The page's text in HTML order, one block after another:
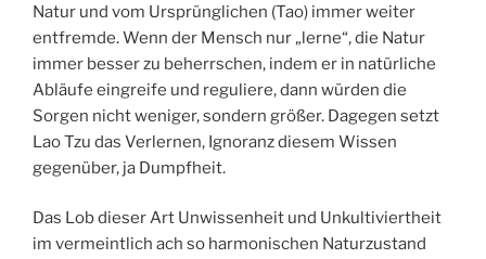
Natur und vom Ursprünglichen (Tao) immer weiter
entfremde. Wenn der Mensch nur „lerne“, die Natur
immer besser zu beherrschen, indem er in natürliche
Abläufe eingreife und reguliere, dann würden die
Sorgen nicht weniger, sondern größer. Dagegen setzt
Lao Tzu das Verlernen, Ignoranz diesem Wissen
gegenüber, ja Dumpfheit.
Das Lob dieser Art Unwissenheit und Unkultiviertheit
im vermeintlich ach so harmonischen Naturzustand